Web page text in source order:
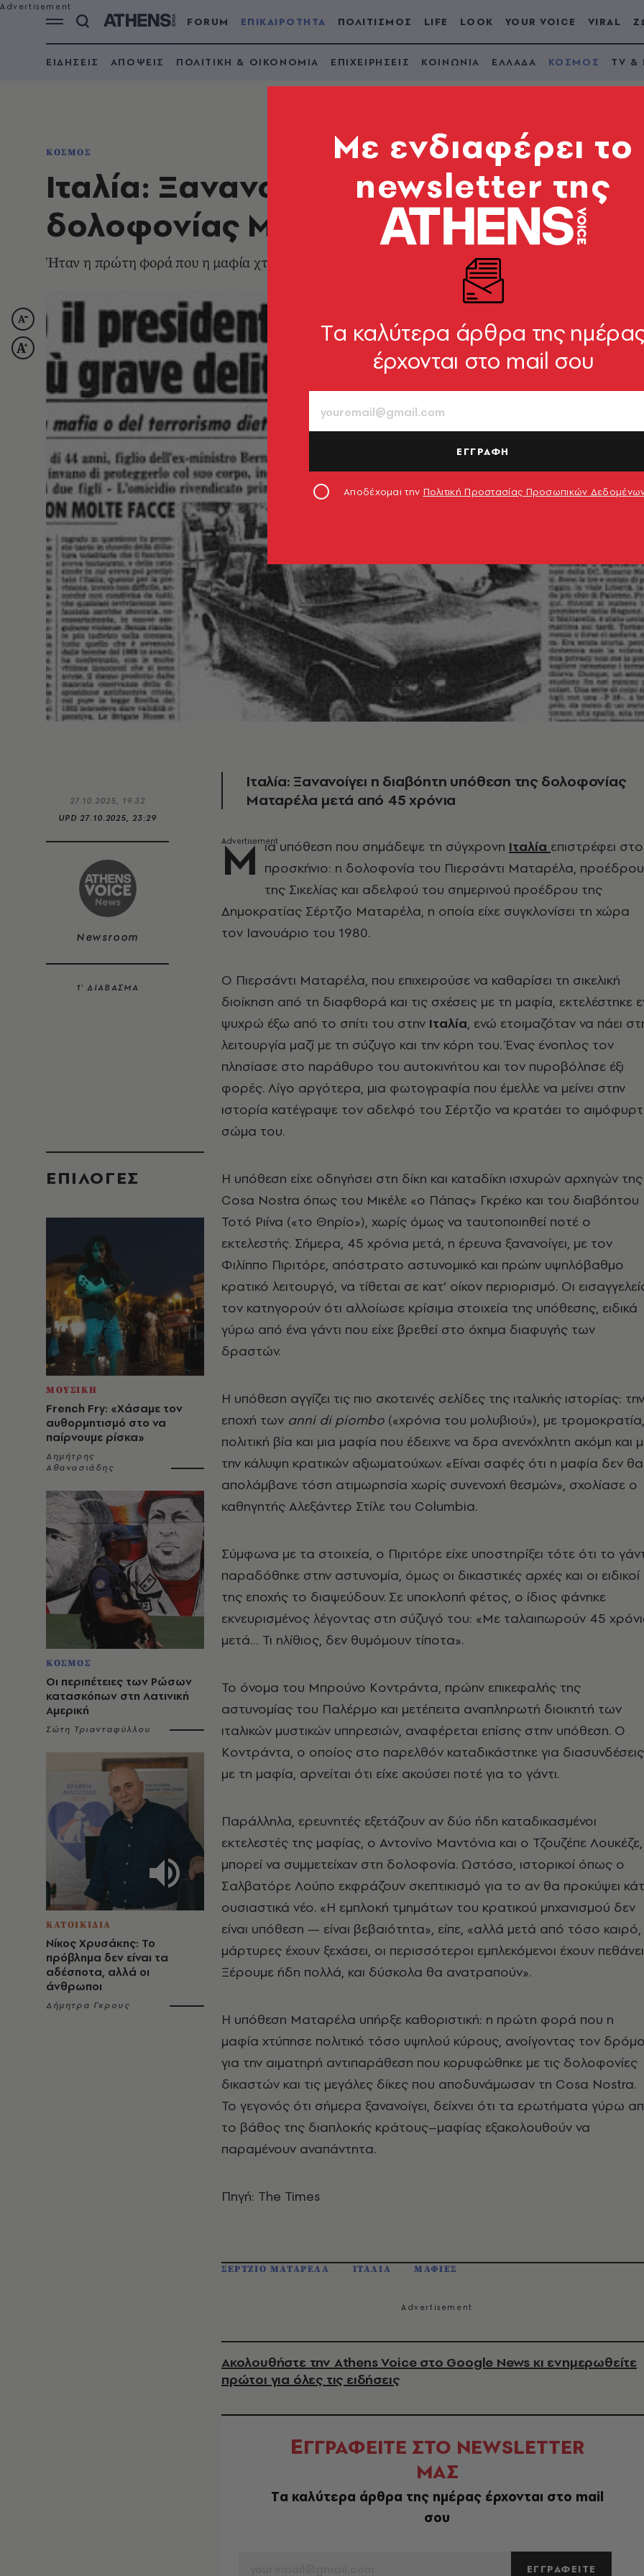
FORUM ΕΠΙΚΑΙΡΟΤΗΤΑ ΠΟΛΙΤΙΣΜΟΣ LIFE LOOK YOUR VOICE VIRAL
ΕΙΔΗΣΕΙΣ ΑΠΟΨΕΙΣ ΠΟΛΙΤΙΚΗ & ΟΙΚΟΝΟΜΙΑ ΕΠΙΧΕΙΡΗΣΕΙΣ ΚΟΙΝΩΝΙΑ ΕΛΛΑΔΑ ΚΟΣΜΟΣ TV &
ΚΟΣΜΟΣ
Ιταλία: Ξανανοίγει η διαβόητη
δολοφονίας Ματαρέλα μετά από 45
Ήταν η πρώτη φορά που η μαφία χτύπησε πολιτικό τόσο υψηλού κύρους
27.10.2025, 19:32
UPD27.10.2025, 23:29
Newsroom
1’ ΔΙΑΒΑΣΜΑ
EΠΙΛΟΓΈΣ
ΜΟΥΣΙΚΗ
French Fry: «Χάσαμε τον
αυθορμητισμό στο να
παίρνουμε ρίσκα»
Δημήτρης
Αθανασιάδης
ΚΟΣΜΟΣ
Οι περιπέτειες των Ρώσων
κατασκόπων στη Λατινική
Αμερική
Σώτη Τριανταφύλλου
ΚΑΤΟΙΚΙΔΙΑ
Νίκος Χρυσάκης: Το
πρόβλημα δεν είναι τα
αδέσποτα, αλλά οι
άνθρωποι
Δήμητρα Γκρους
Ιταλία: Ξανανοίγει η διαβόητη υπόθεση της δολοφονίας
Ματαρέλα μετά από 45 χρόνια
Μ ια υπόθεση που σημάδεψε τη σύγχρονη Ιταλία επιστρέφει στο
προσκήνιο: η δολοφονία του Πιερσάντι Ματαρέλα, προέδρου
της Σικελίας και αδελφού του σημερινού προέδρου της
Δημοκρατίας Σέρτζιο Ματαρέλα, η οποία είχε συγκλονίσει τη χώρα
τον Ιανουάριο του 1980.
Ο Πιερσάντι Ματαρέλα, που επιχειρούσε να καθαρίσει τη σικελική
διοίκηση από τη διαφθορά και τις σχέσεις με τη μαφία, εκτελέστηκε
ψυχρώ έξω από το σπίτι του στην Ιταλία, ενώ ετοιμαζόταν να πάει
λειτουργία μαζί με τη σύζυγο και την κόρη του. Ένας ένοπλος τον
πλησίασε στο παράθυρο του αυτοκινήτου και τον πυροβόλησε έξι
φορές. Λίγο αργότερα, μια φωτογραφία που έμελλε να μείνει στην
ιστορία κατέγραψε τον αδελφό του Σέρτζιο να κρατάει το
σώμα του.
Η υπόθεση είχε οδηγήσει στη δίκη και καταδίκη ισχυρών αρχηγών της
Cosa Nostra όπως του Μικέλε «ο Πάπας» Γκρέκο και του διαβόητου
Τοτό Ριίνα («το Θηρίο»), χωρίς όμως να ταυτοποιηθεί ποτέ ο
εκτελεστής. Σήμερα, 45 χρόνια μετά, η έρευνα ξανανοίγει, με τον
Φιλίππο Πιριτόρε, απόστρατο αστυνομικό και πρώην υψηλόβαθμο
κρατικό λειτουργό, να τίθεται σε κατ’ οίκον περιορισμό. Οι
τον κατηγορούν ότι αλλοίωσε κρίσιμα στοιχεία της υπόθεσης, ειδικά
γύρω από ένα γάντι που είχε βρεθεί στο όχημα διαφυγής των
δραστών.
Η υπόθεση αγγίζει τις πιο σκοτεινές σελίδες της ιταλικής ιστορίας: την
εποχή των anni di piombo («χρόνια του μολυβιού»), με τρομοκρατία,
πολιτική βία και μια μαφία που έδειχνε να δρα ανενόχλητη ακόμη και
την κάλυψη κρατικών αξιωματούχων. «Είναι σαφές ότι η μαφία δεν θα
απολάμβανε τόση ατιμωρησία χωρίς συνενοχή θεσμών», σχολίασε ο
καθηγητής Αλεξάντερ Στίλε του Columbia.
Σύμφωνα με τα στοιχεία, ο Πιριτόρε είχε υποστηρίξει τότε ότι το
παραδόθηκε στην αστυνομία, όμως οι δικαστικές αρχές και οι ειδικοί
της εποχής το διαψεύδουν. Σε υποκλοπή φέτος, ο ίδιος φάνηκε
εκνευρισμένος λέγοντας στη σύζυγό του: «Με ταλαιπωρούν 45
μετά… Τι ηλίθιος, δεν θυμόμουν τίποτα».
Το όνομα του Μπρούνο Κοντράντα, πρώην επικεφαλής της
αστυνομίας του Παλέρμο και μετέπειτα αναπληρωτή διοικητή των
ιταλικών μυστικών υπηρεσιών, αναφέρεται επίσης στην υπόθεση. Ο
Κοντράντα, ο οποίος στο παρελθόν καταδικάστηκε για διασυνδέσεις
με τη μαφία, αρνείται ότι είχε ακούσει ποτέ για το γάντι.
Παράλληλα, ερευνητές εξετάζουν αν δύο ήδη καταδικασμένοι
εκτελεστές της μαφίας, ο Αντονίνο Μαντόνια και ο Τζουζέπε Λουκέζε,
μπορεί να συμμετείχαν στη δολοφονία. Ωστόσο, ιστορικοί όπως ο
Σαλβατόρε Λούπο εκφράζουν σκεπτικισμό για το αν θα προκύψει
ουσιαστικά νέο. «Η εμπλοκή τμημάτων του κρατικού μηχανισμού δεν
είναι υπόθεση — είναι βεβαιότητα», είπε, «αλλά μετά από τόσο καιρό,
μάρτυρες έχουν ξεχάσει, οι περισσότεροι εμπλεκόμενοι έχουν
Ξέρουμε ήδη πολλά, και δύσκολα θα ανατραπούν».
Η υπόθεση Ματαρέλα υπήρξε καθοριστική: η πρώτη φορά που η
μαφία χτύπησε πολιτικό τόσο υψηλού κύρους, ανοίγοντας τον
για την αιματηρή αντιπαράθεση που κορυφώθηκε με τις δολοφονίες
δικαστών και τις μεγάλες δίκες που αποδυνάμωσαν τη Cosa Nostra.
Το γεγονός ότι σήμερα ξανανοίγει, δείχνει ότι τα ερωτήματα γύρω
το βάθος της διαπλοκής κράτους–μαφίας εξακολουθούν να
παραμένουν αναπάντητα.
Πηγή: The Times
ΣΕΡΤΖΙΟ ΜΑΤΑΡΕΛΑ ΙΤΑΛΙΑ ΜΑΦΙΕΣ
Ακολουθήστε την Athens Voice στο Google News κι ενημερωθείτε
πρώτοι για όλες τις ειδήσεις
ΕΓΓΡΑΦΕΙΤΕ ΣΤΟ NEWSLETTER
ΜΑΣ
Tα καλύτερα άρθρα της ημέρας έρχονται στο mail
σου
ΕΓΓΡΑΦΕΙΤΕ
Mε ενδιαφέρει το
newsletter της
Tα καλύτερα άρθρα της
έρχονται στο mail σου
ΕΓΓΡΑΦΗ
Αποδέχομαι την Πολιτική Προστασίας Προσωπικών